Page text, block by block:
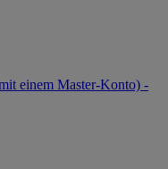
einem Master-Konto) -